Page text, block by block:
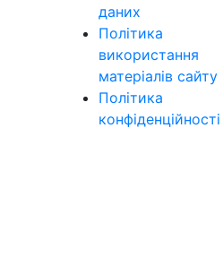
даних
Політика
використання
матеріалів сайту
Політика
конфіденційності